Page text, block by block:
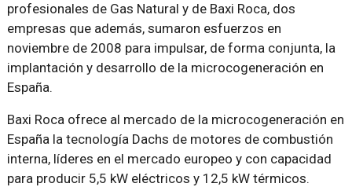
profesionales de Gas Natural y de Baxi Roca, dos
empresas que además, sumaron esfuerzos en
noviembre de 2008 para impulsar, de forma conjunta, la
implantación y desarrollo de la microcogeneración en
España.
Baxi Roca ofrece al mercado de la microcogeneración en
España la tecnología Dachs de motores de combustión
interna, líderes en el mercado europeo y con capacidad
para producir 5,5 kW eléctricos y 12,5 kW térmicos.